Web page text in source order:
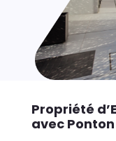
Propriété
avec